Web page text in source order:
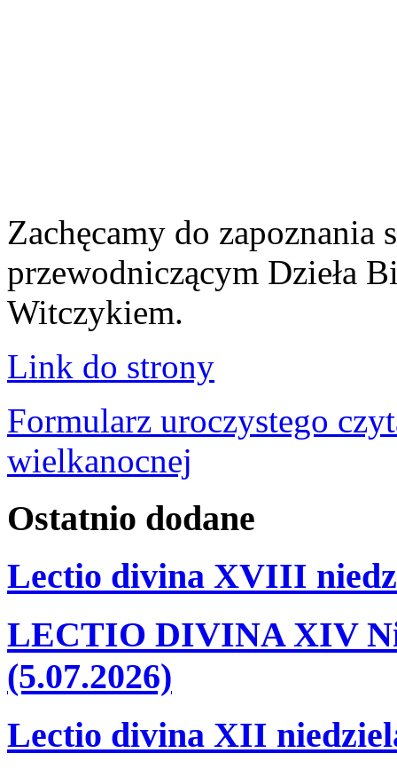
Zachęcamy do zapoznania
przewodniczącym Dzieła
Witczykiem.
Link do strony
Formularz uroczystego
wielkanocnej
Ostatnio dodane
Lectio divina XVIII
LECTIO DIVINA XIV
(5.07.2026)
Lectio divina XII